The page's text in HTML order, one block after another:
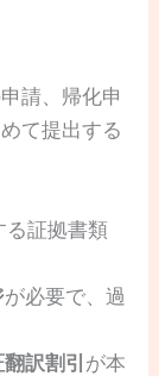
請、帰化申
て提出する
る証拠書類
が必要で、過
訳割引 が本